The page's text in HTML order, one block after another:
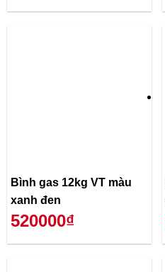
Bình gas 12kg VT màu
xanh đen
520000₫